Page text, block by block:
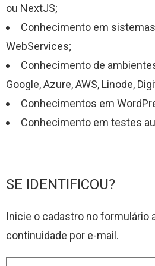
ou NextJS;
Conhecimento em
WebServices;
Conhecimento de
Google, Azure, AWS, Linode,
Conhecimentos em
Conhecimento em testes
SE IDENTIFICOU?
Inicie o cadastro no formulário
continuidade por e-mail.